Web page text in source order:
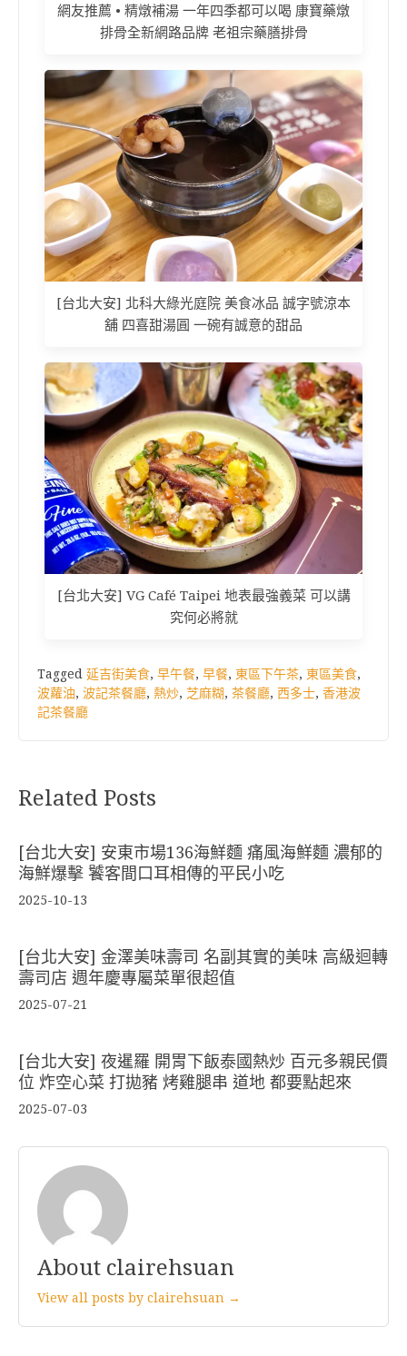
網友推薦 • 精燉補湯 一年四季都可以喝 康寶藥燉
排骨全新網路品牌 老祖宗藥膳排骨
[台北大安] 北科大綠光庭院 美食冰品 誠字號涼本
舖 四喜甜湯圓 一碗有誠意的甜品
[台北大安] VG Café Taipei 地表最強義菜 可以講
究何必將就
Tagged 延吉街美食, 早午餐, 早餐, 東區下午茶, 東區美食,
波蘿油, 波記茶餐廳, 熱炒, 芝麻糊, 茶餐廳, 西多士, 香港波
記茶餐廳
Related Posts
[台北大安] 安東市場136海鮮麵 痛風海鮮麵 濃郁的
海鮮爆擊 饕客間口耳相傳的平民小吃
2025-10-13
[台北大安] 金澤美味壽司 名副其實的美味 高級迴轉
壽司店 週年慶專屬菜單很超值
2025-07-21
[台北大安] 夜暹羅 開胃下飯泰國熱炒 百元多親民價
位 炸空心菜 打拋豬 烤雞腿串 道地 都要點起來
2025-07-03
About clairehsuan
View all posts by clairehsuan →